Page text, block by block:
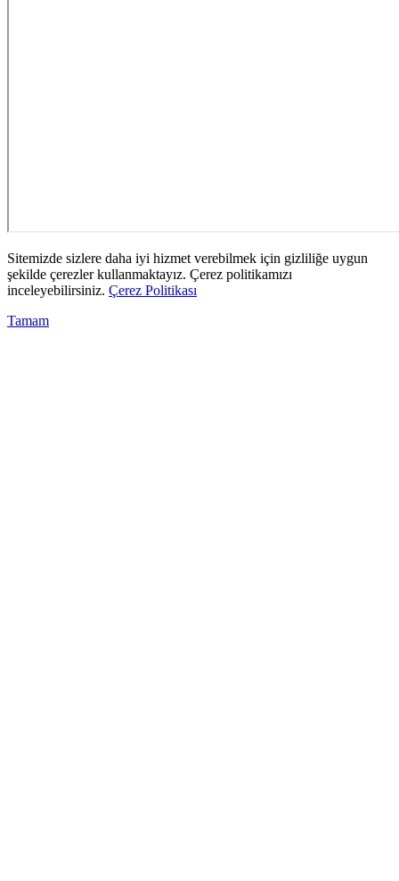
Sitemizde sizlere daha iyi hizmet verebilmek için gizliliğe uygun
şekilde çerezler kullanmaktayız. Çerez politikamızı
inceleyebilirsiniz. Çerez Politikası
Tamam